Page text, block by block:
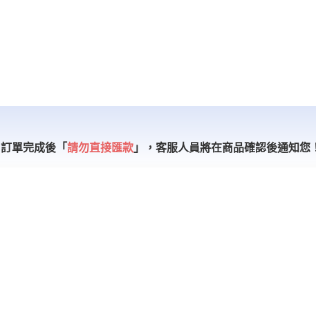
訂單完成後「請勿直接匯款 」， 客服人員將在商品確認後通知您